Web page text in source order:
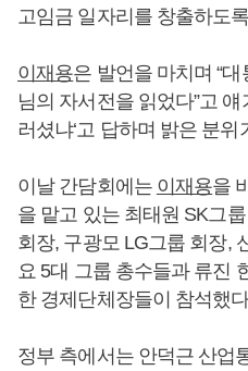
고임금 일자리를 창출하도
이재용은 발언을 마치며 “
님의 자서전을 읽었다”고
러셨냐‘고 답하며 밝은 분위
이날 간담회에는 이재용을
을 맡고 있는 최태원 SK그
회장, 구광모 LG그룹 회장,
요 5대 그룹 총수들과 류진
한 경제단체장들이 참석했
정부 측에서는 안덕근 산업